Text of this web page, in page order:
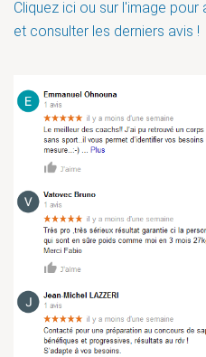
Cliquez ici ou sur l'image
et consulter les derniers avis !